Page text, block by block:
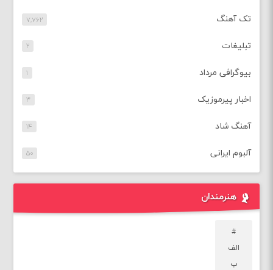
تک آهنگ ۷,۷۶۲
تبلیغات ۲
بیوگرافی مرداد ۱
اخبار پیرموزیک ۳
آهنگ شاد ۱۴
آلبوم ایرانی ۵۰
هنرمندان
#
الف
ب